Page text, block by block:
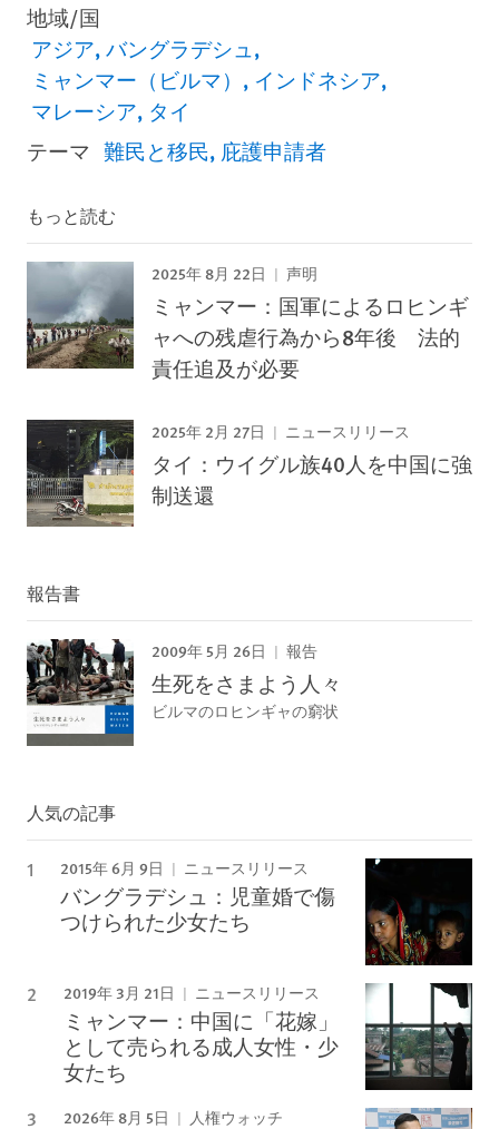
地域/国
アジア バングラデシュ
ミャンマー（ビルマ）
インドネシア
マレーシア タイ
テーマ 難民と移民 庇護申請者
もっと読む
2025年 8月 22日 声明
ミャンマー：国軍によるロヒンギ
ャへの残虐行為から8年後 法的
責任追及が必要
2025年 2月 27日 ニュースリリース
タイ：ウイグル族40人を中国に強
制送還
報告書
2009年 5月 26日 報告
生死をさまよう人々
ビルマのロヒンギャの窮状
人気の記事
2015年 6月 9日 ニュースリリース
バングラデシュ：児童婚で傷
つけられた少女たち
2019年 3月 21日 ニュースリリース
ミャンマー：中国に「花嫁」
として売られる成人女性・少
女たち
2026年 8月 5日 人権ウォッチ